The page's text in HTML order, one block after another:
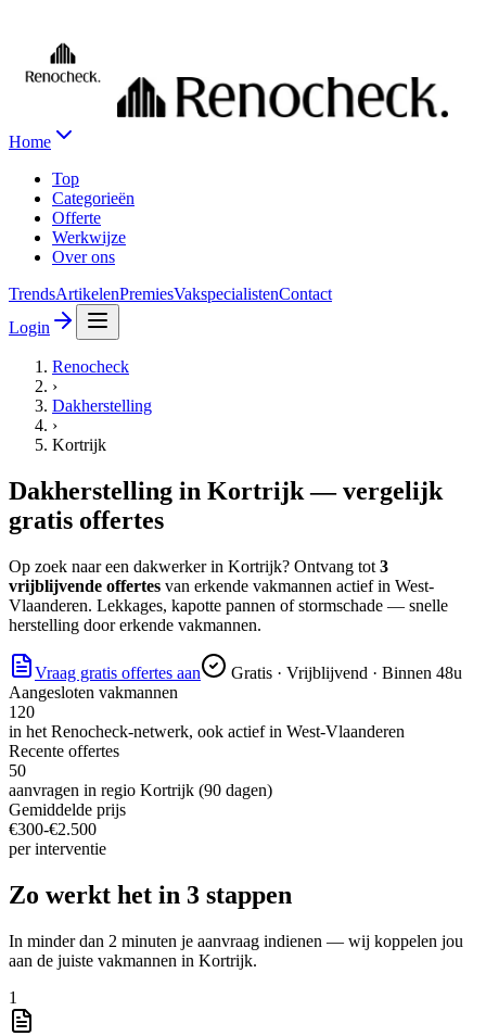
Home
Top
Categorieën
Offerte
Werkwijze
Over ons
TrendsArtikelenPremiesVakspecialistenContact
Login
Renocheck
›
Dakherstelling
›
Kortrijk
Dakherstelling in Kortrijk— vergelijk
gratis offertes
Op zoek naareen dakwerkerin Kortrijk? Ontvang tot 3
vrijblijvende offertes van erkende vakmannen actief in West-
Vlaanderen. Lekkages, kapotte pannen of stormschade — snelle
herstelling door erkende vakmannen.
Vraag gratis offertes aan
Gratis · Vrijblijvend · Binnen 48u
Aangesloten vakmannen
120
in het Renocheck-netwerk, ook actief in West-Vlaanderen
Recente offertes
50
aanvragen in regio Kortrijk (90 dagen)
Gemiddelde prijs
€300-€2.500
perinterventie
Zo werkt het in 3 stappen
In minder dan 2 minuten je aanvraag indienen — wij koppelen jou
aan de juiste vakmannen in Kortrijk.
1